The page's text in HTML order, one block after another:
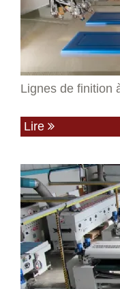
Lignes de finition
Lire